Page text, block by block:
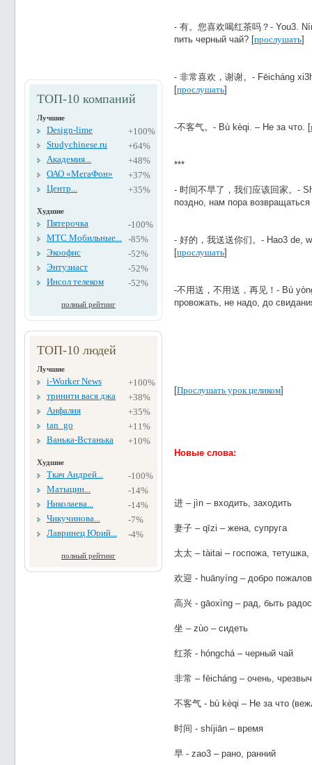
ТОП-10 компаний
Лучшие
Design-lime
+100%
Studychinese.ru
+64%
Академия...
+48%
ОАО «МегаФон»
+37%
Центр...
+35%
Худшие
Пятерочка
-100%
МТС Мобильные... -85%
Экоофис
-52%
Энтузиаст
-52%
Инсол телеком
-52%
полный рейтинг
ТОП-10 людей
Лучшие
i-Worker News
+100%
тринити вася джа
+38%
Анфалия
+35%
tan_go
+11%
Ванька-Встанька
+10%
Худшие
Ткач Андрей...
-100%
Матыцин...
-14%
Николаева...
-14%
Чикучинова...
-7%
Лавринец Юрий...
-4%
полный рейтинг
- 有。您喜欢喝红茶吗？- You3.
пить черный чай? [прослушать]
- 非常喜欢，谢谢。- Fēicháng
[прослушать]
-不客气。- Bù kèqi. – Не за что. [
***
- 时间不早了，我们应该回家。-
поздно, нам пора
- 好的，我送送你们。- Hao3 de,
[прослушать]
-不用送，不用送，再见！- Bù
провожать, не надо, до
[Прослушать урок целиком]
Новые слова:
进 – jìn – входить, заходить
妻子 – qīzi – жена, супруга
太太 – tàitai – госпожа,
欢迎 - huānyíng – добро
高兴 - gāoxìng – рад, быть
坐 – zùo – сидеть
红茶 - hóngchá – черный чай
非常 – fēicháng – очень,
不客气 - bù kèqi – Не за что
时间 - shíjiān – время
早 - zao3 – рано, ранний